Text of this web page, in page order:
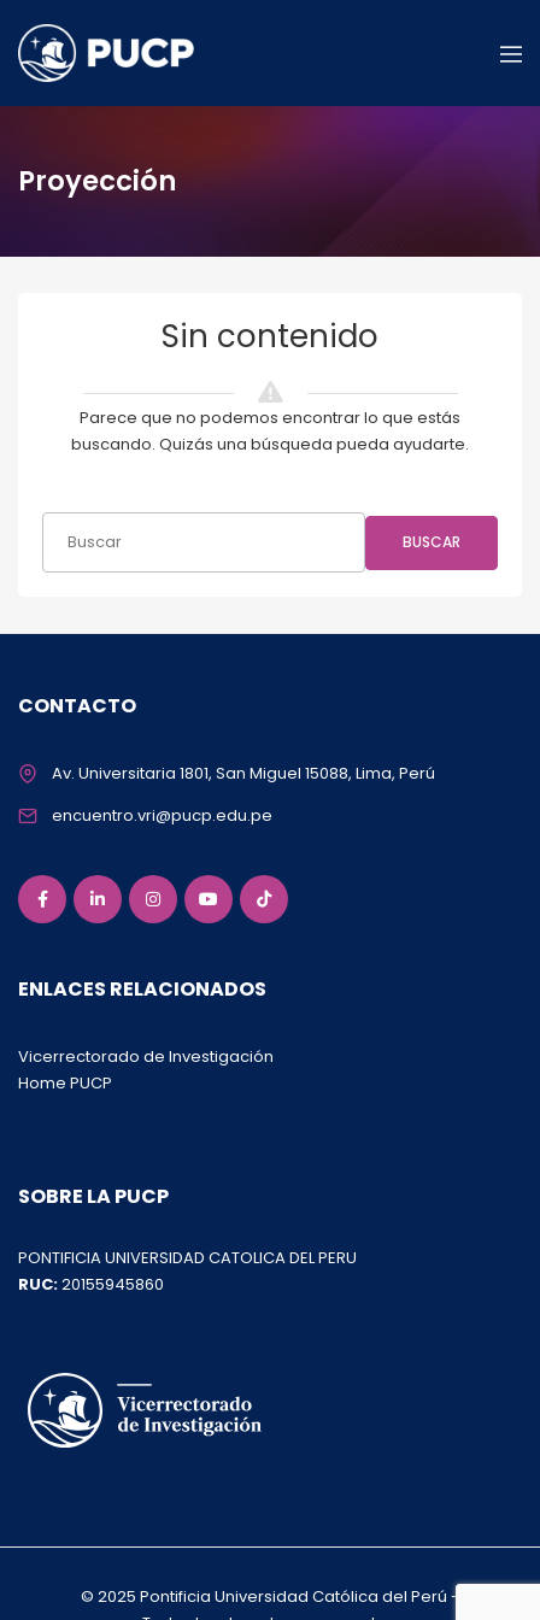
Proyección
Sin contenido
Parece que no podemos encontrar lo que estás
buscando. Quizás una búsqueda pueda ayudarte.
BUSCAR
CONTACTO
Av. Universitaria 1801, San Miguel 15088, Lima, Perú
encuentro.vri@pucp.edu.pe
ENLACES RELACIONADOS
Vicerrectorado de Investigación
Home PUCP
SOBRE LA PUCP
PONTIFICIA UNIVERSIDAD CATOLICA DEL PERU
RUC:20155945860
© 2025 Pontificia Universidad Católica del Perú -